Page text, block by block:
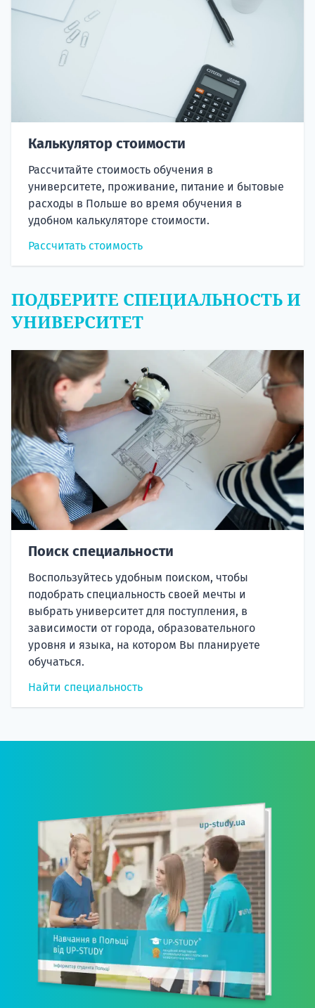
Калькулятор стоимости
Рассчитайте стоимость обучения в
университете, проживание, питание и бытовые
расходы в Польше во время обучения в
удобном калькуляторе стоимости.
Рассчитать стоимость
ПОДБЕРИТЕ СПЕЦИАЛЬНОСТЬ И
УНИВЕРСИТЕТ
Поиск специальности
Воспользуйтесь удобным поиском, чтобы
подобрать специальность своей мечты и
выбрать университет для поступления, в
зависимости от города, образовательного
уровня и языка, на котором Вы планируете
обучаться.
Найти специальность